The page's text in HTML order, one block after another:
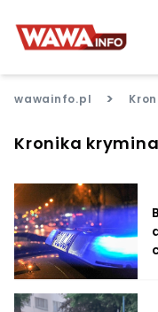
wawainfo.pl >
Kronika